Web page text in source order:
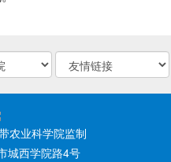
农业科学院监制
城西学院路4号